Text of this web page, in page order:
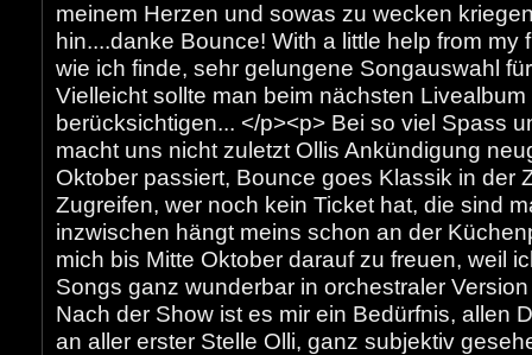
meinem Herzen und sowas zu wecken
hin....danke Bounce! With a little help from
wie ich finde, sehr gelungene Songauswahl
Vielleicht sollte man beim nächsten
berücksichtigen... </p><p> Bei so viel Spass
macht uns nicht zuletzt Ollis Ankündigung
Oktober passiert, Bounce goes Klassik in der
Zugreifen, wer noch kein Ticket hat, die sind
inzwischen hängt meins schon an der
mich bis Mitte Oktober darauf zu freuen, weil
Songs ganz wunderbar in orchestraler
Nach der Show ist es mir ein Bedürfnis, allen
an aller erster Stelle Olli, ganz subjektiv